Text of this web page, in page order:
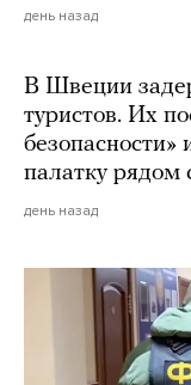
день назад
В Швеции
туристов. Их
безопасности»
палатку рядом
день назад